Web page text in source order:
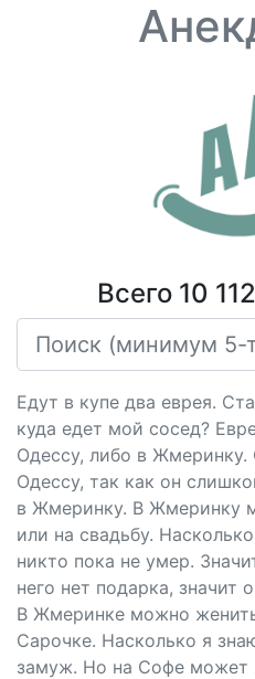
Всего 10
Едут в купе два еврея.
куда едет мой сосед?
Одессу, либо в
Одессу, так как он
в Жмеринку. В Жмеринку
или на свадьбу.
никто пока не умер.
него нет подарка, значит
В Жмеринке можно
Сарочке. Насколько я
замуж. Но на Софе может